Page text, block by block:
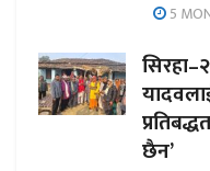
5
छैन’